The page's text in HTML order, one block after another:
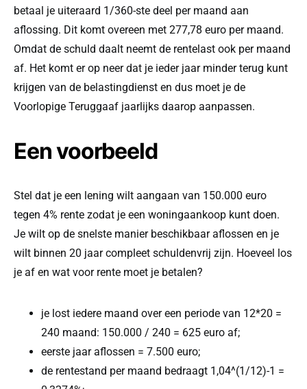
betaal je uiteraard 1/360-ste deel per maand aan
aflossing. Dit komt overeen met 277,78 euro per maand.
Omdat de schuld daalt neemt de rentelast ook per maand
af. Het komt er op neer dat je ieder jaar minder terug kunt
krijgen van de belastingdienst en dus moet je de
Voorlopige Teruggaaf jaarlijks daarop aanpassen.
Een voorbeeld
Stel dat je een lening wilt aangaan van 150.000 euro
tegen 4% rente zodat je een woningaankoop kunt doen.
Je wilt op de snelste manier beschikbaar aflossen en je
wilt binnen 20 jaar compleet schuldenvrij zijn. Hoeveel los
je af en wat voor rente moet je betalen?
je lost iedere maand over een periode van 12*20 =
240 maand: 150.000 / 240 = 625 euro af;
eerste jaar aflossen = 7.500 euro;
de rentestand per maand bedraagt 1,04^(1/12)-1 =